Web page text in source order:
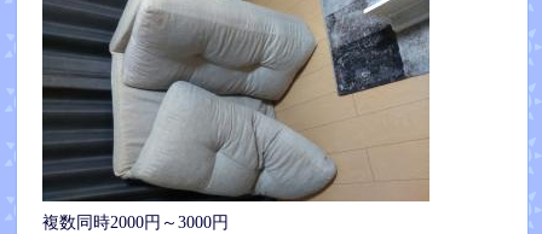
複数同時2000円～3000円